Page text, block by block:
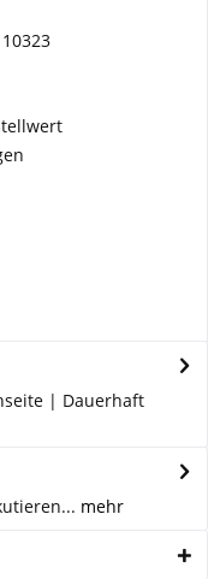
| Dauerhaft
mehr